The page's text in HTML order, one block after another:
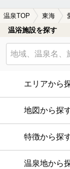
温泉TOP 東海
温浴施設を探す
エリアから
地図から探
特徴から探
温泉地から